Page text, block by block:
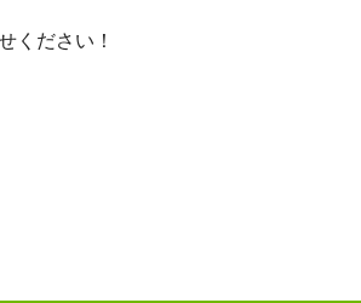
ください！